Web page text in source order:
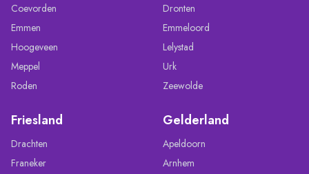
Coevorden
Emmen
Hoogeveen
Meppel
Roden
Dronten
Emmeloord
Lelystad
Urk
Zeewolde
Friesland
Drachten
Franeker
Gelderland
Apeldoorn
Arnhem